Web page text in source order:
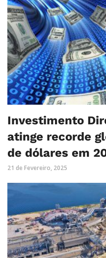
Investimento
atinge recorde
de dólares em
21 de Fevereiro, 2025